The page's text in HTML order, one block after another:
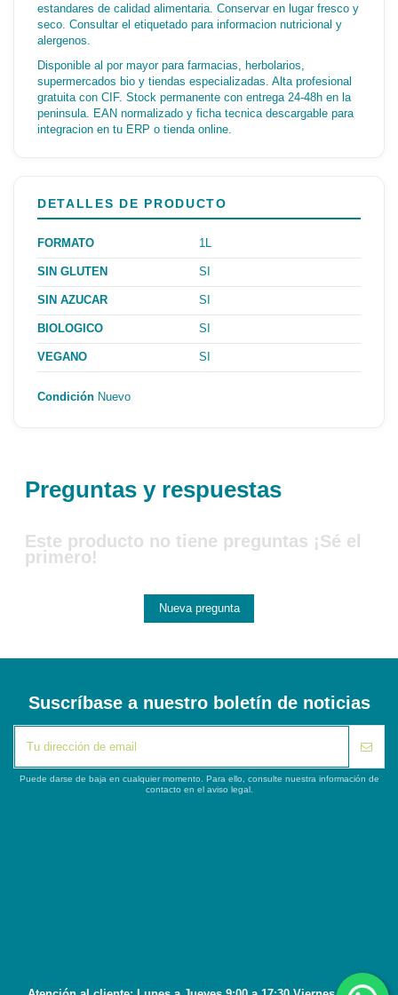
estandares de calidad alimentaria. Conservar en lugar fresco y
seco. Consultar el etiquetado para informacion nutricional y
alergenos.
Disponible al por mayor para farmacias, herbolarios,
supermercados bio y tiendas especializadas. Alta profesional
gratuita con CIF. Stock permanente con entrega 24-48h en la
peninsula. EAN normalizado y ficha tecnica descargable para
integracion en tu ERP o tienda online.
DETALLES DE PRODUCTO
FORMATO 1L
SIN GLUTEN SI
SIN AZUCAR SI
BIOLOGICO SI
VEGANO SI
Condición Nuevo
Preguntas y respuestas
Este producto no tiene preguntas ¡Sé el
primero!
Nueva pregunta
Suscríbase a nuestro boletín de noticias
Puede darse de baja en cualquier momento. Para ello, consulte nuestra información de
contacto en el aviso legal.